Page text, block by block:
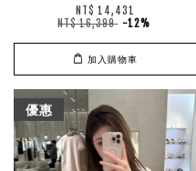
NT$ 14,431
NT$ 16,399 -12%
加入購物車
優惠